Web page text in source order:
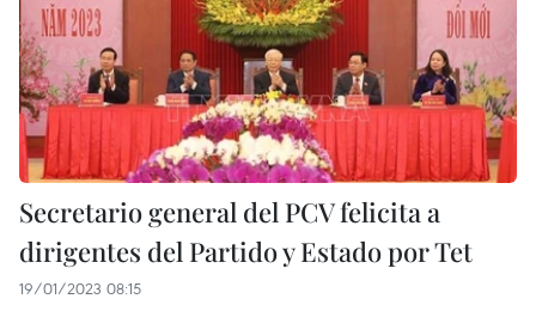
Secretario general del PCV felicita a
dirigentes del Partido y Estado por Tet
19/01/2023 08:15